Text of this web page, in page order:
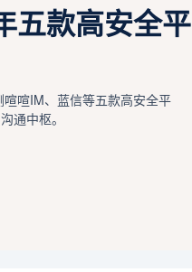
五款高安全平
喧IM、蓝信等五款高安全平
通中枢。